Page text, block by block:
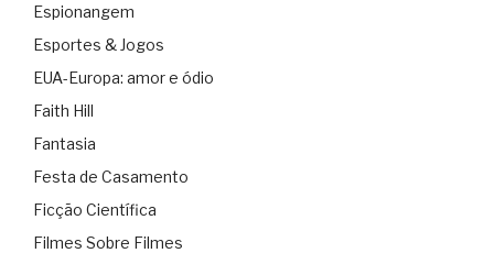
Espionangem
Esportes & Jogos
EUA-Europa: amor e ódio
Faith Hill
Fantasia
Festa de Casamento
Ficção Científica
Filmes Sobre Filmes